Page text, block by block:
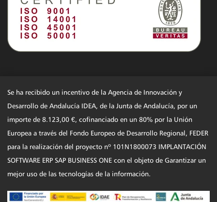
Se ha recibido un incentivo de la Agencia de Innovación y
Desarrollo de Andalucía IDEA, de la Junta de Andalucía, por un
importe de 8.123,00 €, cofinanciado en un 80% por la Unión
Europea a través del Fondo Europeo de Desarrollo Regional, FEDER
para la realización del proyecto nº 101N1800073 IMPLANTACIÓN
SOFTWARE ERP SAP BUSINESS ONE con el objeto de Garantizar un
mejor uso de las tecnologías de la información.